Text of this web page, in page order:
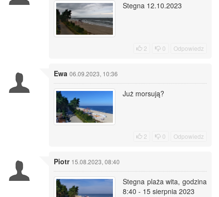
Stegna 12.10.2023
2 0 Odpowiedz
Ewa 06.09.2023, 10:36
Już morsują?
2 0 Odpowiedz
Piotr 15.08.2023, 08:40
Stegna plaża wita, godzina
8:40 - 15 sierpnia 2023